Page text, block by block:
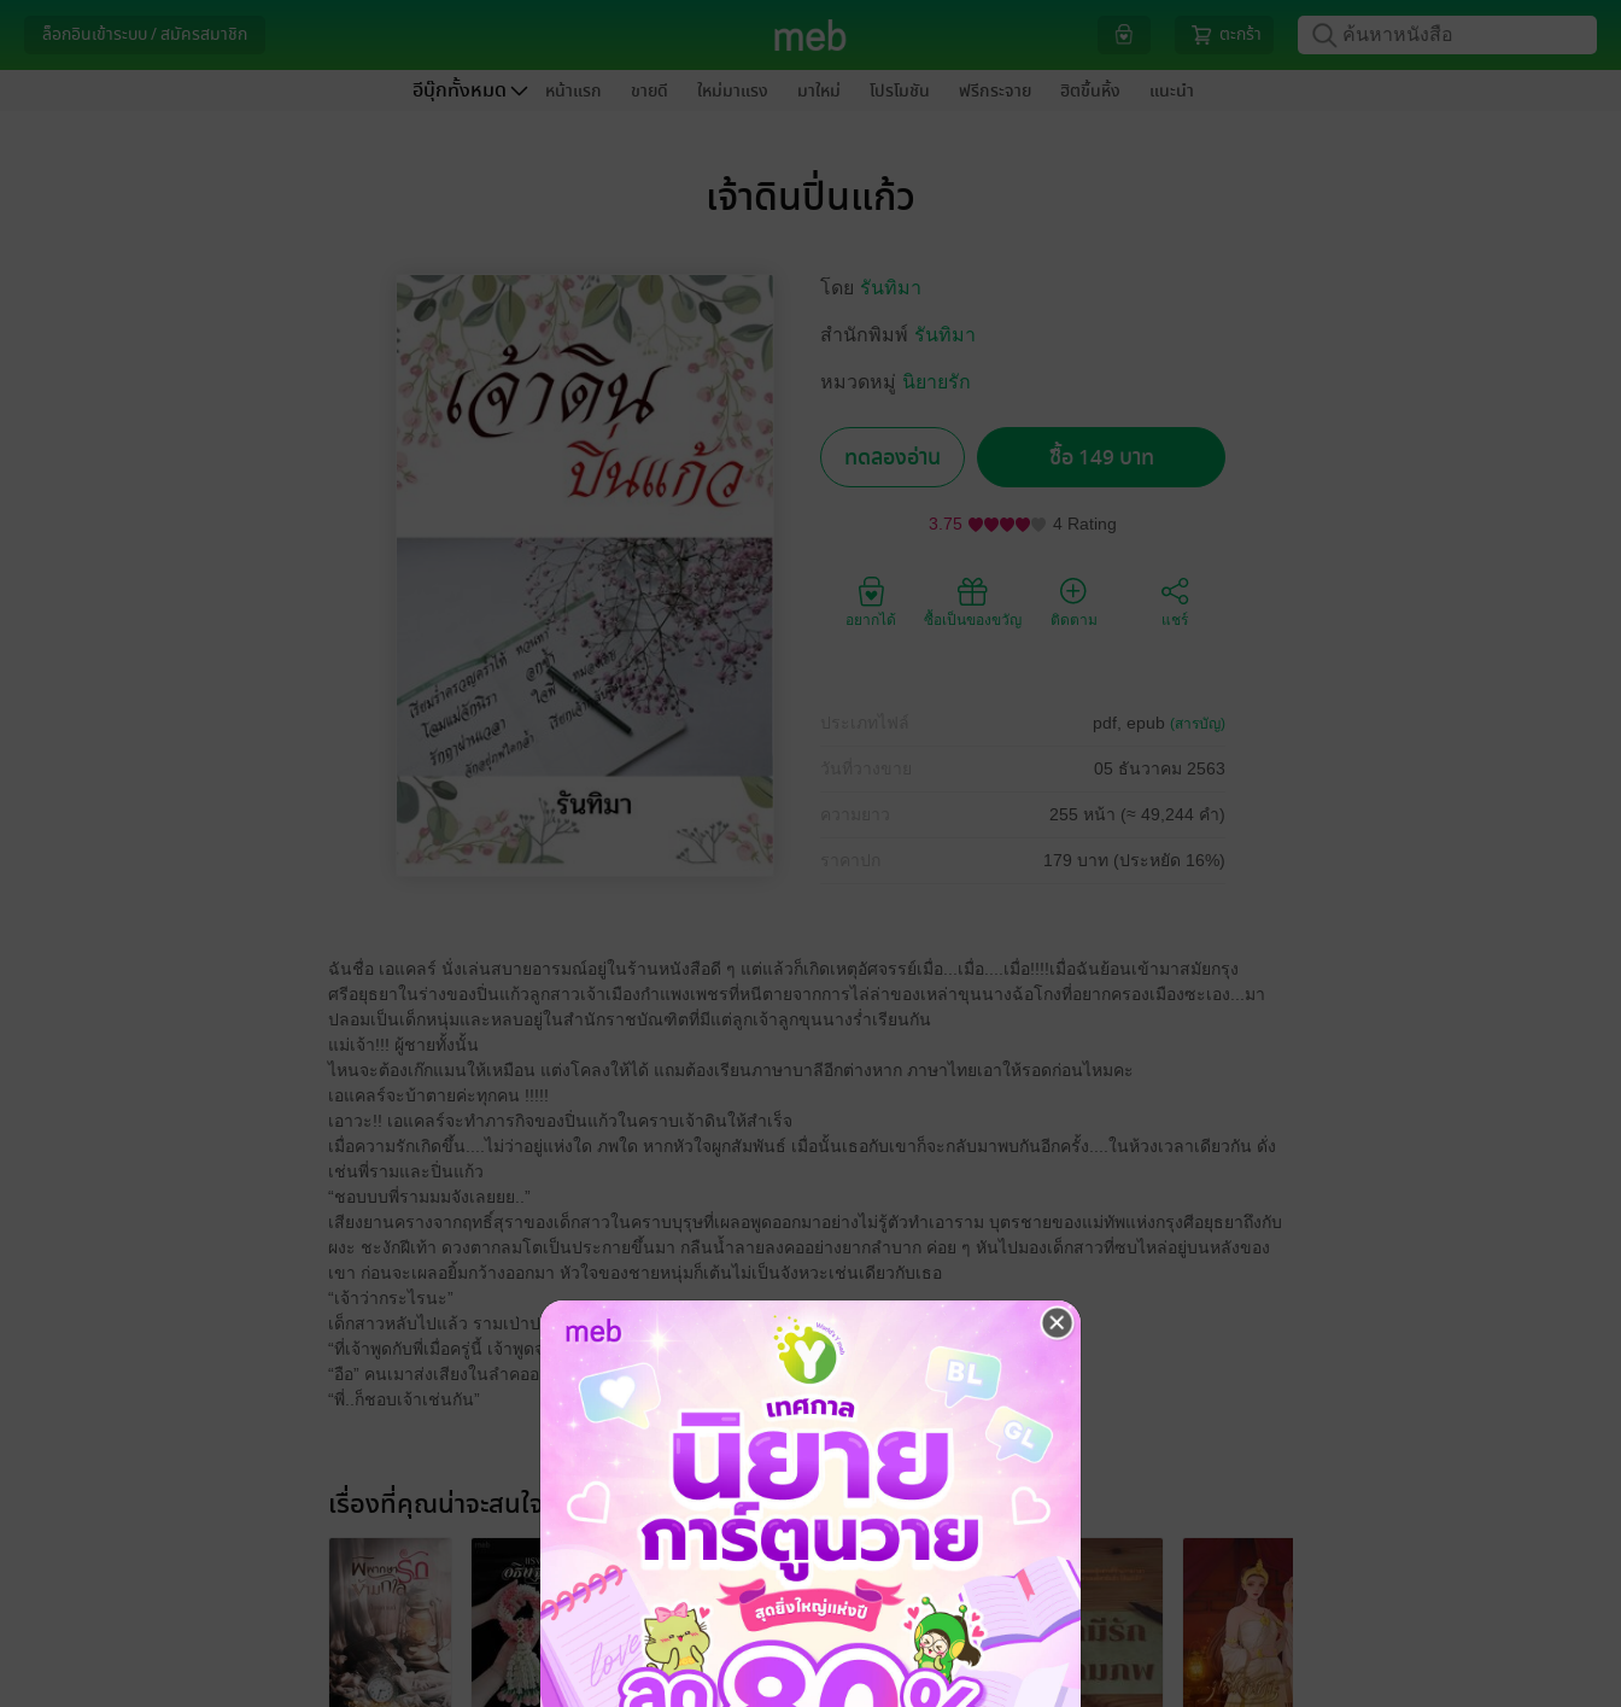
ล็อกอินเข้าระบบ / สมัครสมาชิก ตะกร้า
อีบุ๊กทั้งหมด หน้าแรก ขายดี ใหม่มาแรง มาใหม่ โปรโมชัน ฟรีกระจาย ฮิตขึ้นหิ้ง แนะนำ
เจ้าดินปิ่นแก้ว
โดย รันทิมา
สำนักพิมพ์ รันทิมา
หมวดหมู่ นิยายรัก
ทดลองอ่าน ซื้อ 149 บาท
3.75 4 Rating
อยากได้ ซื้อเป็นของขวัญ ติดตาม แชร์
pdf, epub (สารบัญ)
05 ธันวาคม 2563
255 หน้า (≈ 49,244 คำ)
179 บาท (ประหยัด 16%)
ฉันชื่อ เอแคลร์ นั่งเล่นสบายอารมณ์อยู่ในร้านหนังสือดี ๆ แต่แล้วก็เกิดเหตุอัศจรรย์เมื่อ...เมื่อ....เมื่อ!!!!เมื่อฉันย้อนเข้ามาสมัยกรุง
ศรีอยุธยาในร่างของปิ่นแก้วลูกสาวเจ้าเมืองกำแพงเพชรที่หนีตายจากการไล่ล่าของเหล่าขุนนางฉ้อโกงที่อยากครองเมืองซะเอง...มา
ปลอมเป็นเด็กหนุ่มและหลบอยู่ในสำนักราชบัณฑิตที่มีแต่ลูกเจ้าลูกขุนนางร่ำเรียนกัน
แม่เจ้า!!! ผู้ชายทั้งนั้น
ไหนจะต้องเก๊กแมนให้เหมือน แต่งโคลงให้ได้ แถมต้องเรียนภาษาบาลีอีกต่างหาก ภาษาไทยเอาให้รอดก่อนไหมคะ
เอแคลร์จะบ้าตายค่ะทุกคน !!!!!
เอาวะ!! เอแคลร์จะทำภารกิจของปิ่นแก้วในคราบเจ้าดินให้สำเร็จ
เมื่อความรักเกิดขึ้น....ไม่ว่าอยู่แห่งใด ภพใด หากหัวใจผูกสัมพันธ์ เมื่อนั้นเธอกับเขาก็จะกลับมาพบกันอีกครั้ง....ในห้วงเวลาเดียวกัน ดั่ง
เช่นพี่รามและปิ่นแก้ว
“ชอบบบพี่รามมมจังเลยยย..”
เสียงยานครางจากฤทธิ์สุราของเด็กสาวในคราบบุรุษที่เผลอพูดออกมาอย่างไม่รู้ตัวทำเอาราม บุตรชายของแม่ทัพแห่งกรุงศีอยุธยาถึงกับ
ผงะ ชะงักฝีเท้า ดวงตากลมโตเป็นประกายขึ้นมา กลืนน้ำลายลงคออย่างยากลำบาก ค่อย ๆ หันไปมองเด็กสาวที่ซบไหล่อยู่บนหลังของ
เขา ก่อนจะเผลอยิ้มกว้างออกมา หัวใจของชายหนุ่มก็เต้นไม่เป็นจังหวะเช่นเดียวกับเธอ
“เจ้าว่ากระไรนะ”
เด็กสาวหลับไปแล้ว รามเป่าปากออกมา เจ้าตัวเล็กพูดอะไรออกมาทำให้ใจเขาเต้นไม่หยุด
“ที่เจ้าพูดกับพี่เมื่อครู่นี้ เจ้าพูดจริงฤๅ”
“อือ” คนเมาส่งเสียงในลำคอออกมาทั้งที่ยังหลับตา
“พี่..ก็ชอบเจ้าเช่นกัน”
เรื่องที่คุณน่าจะสนใจ